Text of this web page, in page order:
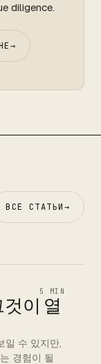
diligence.
→
ВСЕ СТАТЬИ→
5 MIN
이 열
일 수 있지만,
경험이 될